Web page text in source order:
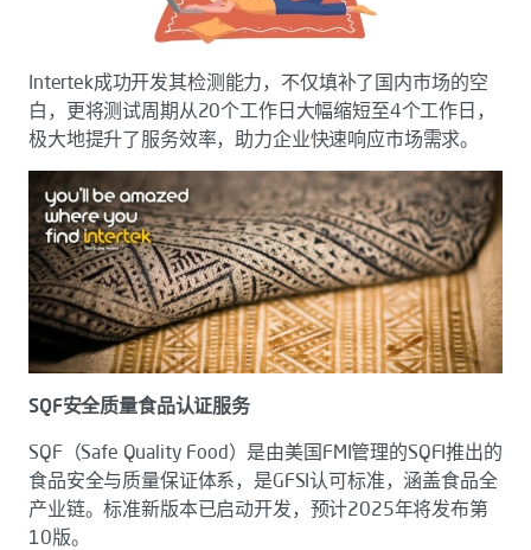
Intertek成功开发其检测能力，不仅填补了国内市场的空
白，更将测试周期从20个工作日大幅缩短至4个工作日，
极大地提升了服务效率，助力企业快速响应市场需求。
SQF安全质量食品认证服务
SQF（Safe Quality Food）是由美国FMI管理的SQFI推出的
食品安全与质量保证体系，是GFSI认可标准，涵盖食品全
产业链。标准新版本已启动开发，预计2025年将发布第
10版。